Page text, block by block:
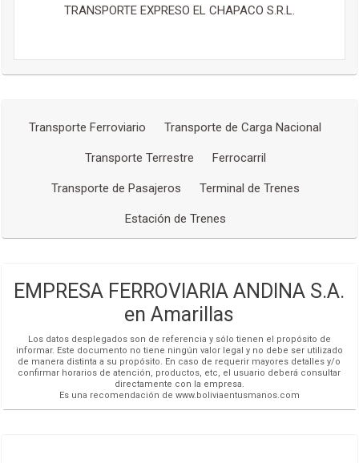
TRANSPORTE EXPRESO EL CHAPACO S.R.L.
Transporte Ferroviario Transporte de Carga Nacional
Transporte Terrestre Ferrocarril
Transporte de Pasajeros Terminal de Trenes
Estación de Trenes
EMPRESA FERROVIARIA ANDINA S.A.
en Amarillas
Los datos desplegados son de referencia y sólo tienen el propósito de
informar. Este documento no tiene ningún valor legal y no debe ser utilizado
de manera distinta a su propósito. En caso de requerir mayores detalles y/o
confirmar horarios de atención, productos, etc, el usuario deberá consultar
directamente con la empresa.
Es una recomendación de www.boliviaentusmanos.com